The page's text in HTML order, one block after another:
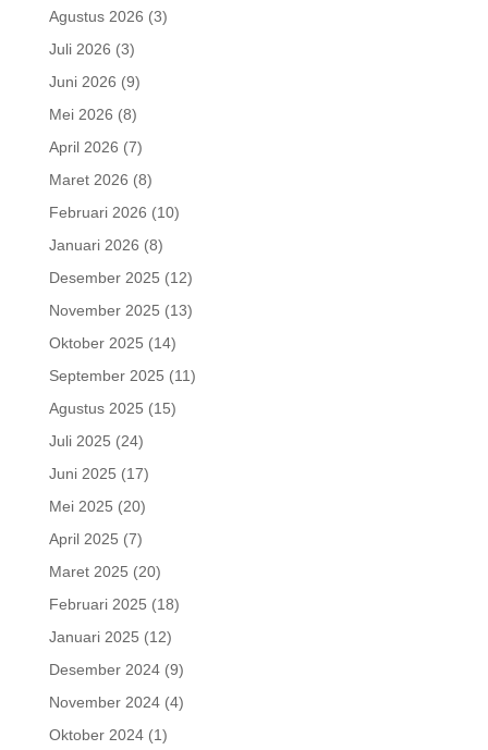
Agustus 2026 (3)
Juli 2026 (3)
Juni 2026 (9)
Mei 2026 (8)
April 2026 (7)
Maret 2026 (8)
Februari 2026 (10)
Januari 2026 (8)
Desember 2025 (12)
November 2025 (13)
Oktober 2025 (14)
September 2025 (11)
Agustus 2025 (15)
Juli 2025 (24)
Juni 2025 (17)
Mei 2025 (20)
April 2025 (7)
Maret 2025 (20)
Februari 2025 (18)
Januari 2025 (12)
Desember 2024(9)
November 2024(4)
Oktober 2024(1)